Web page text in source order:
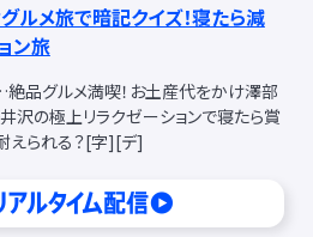
ルメ旅で暗記クイズ！寝たら減
ン旅
品グルメ満喫！お土産代をかけ澤部
の極上リラクゼーションで寝たら賞
られる？[字][デ]